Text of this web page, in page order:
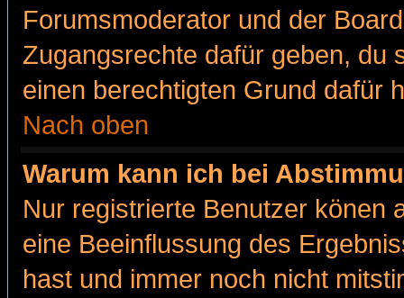
Forumsmoderator und der
Zugangsrechte dafür geben, du
einen berechtigten Grund dafür
Nach oben
Warum kann ich bei
Nur registrierte Benutzer könen
eine Beeinflussung des
hast und immer noch nicht